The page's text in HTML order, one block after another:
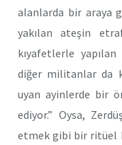
alanlarda bir araya
yakılan ateşin
kıyafetlerle
diğer militanlar da
uyan ayinlerde bir
ediyor.” Oysa,
etmek gibi bir ritüel